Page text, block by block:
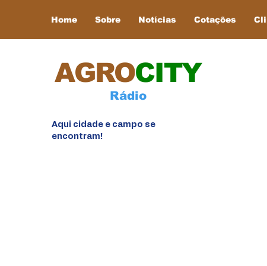
Home Sobre Notícias Cotações
AGROCITY
Rádio
Aqui cidade e campo se
encontram!